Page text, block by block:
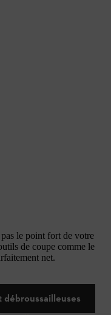
le point fort de votre
de coupe comme le
net.